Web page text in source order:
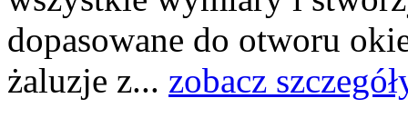
dopasowane do otworu
żaluzje z... zobacz